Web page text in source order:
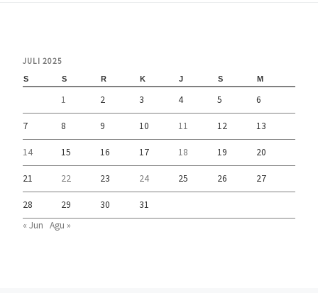
JULI 2025
S S R K J S M
1 2 3 4 5 6
7 8 9 10 11 12 13
14 15 16 17 18 19 20
21 22 23 24 25 26 27
28 29 30
31
« Jun Agu »